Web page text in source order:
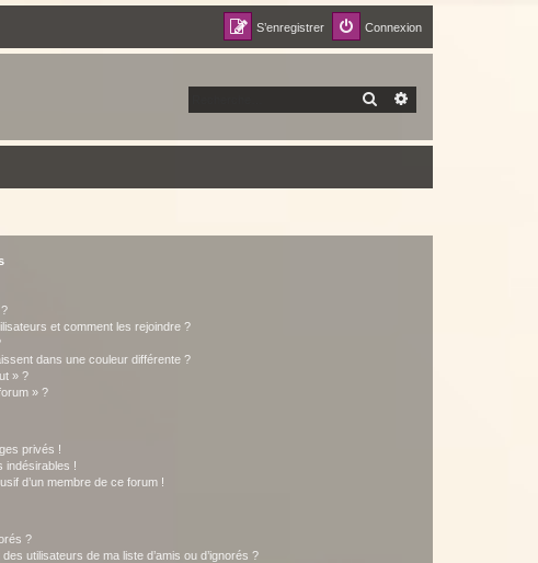
Connexion
S’enregistrer
RECHERCHER
et comment les rejoindre ?
dans une couleur différente ?
» ?
» ?
privés !
indésirables !
d’un membre de ce forum !
?
utilisateurs de ma liste d’amis ou d’ignorés ?